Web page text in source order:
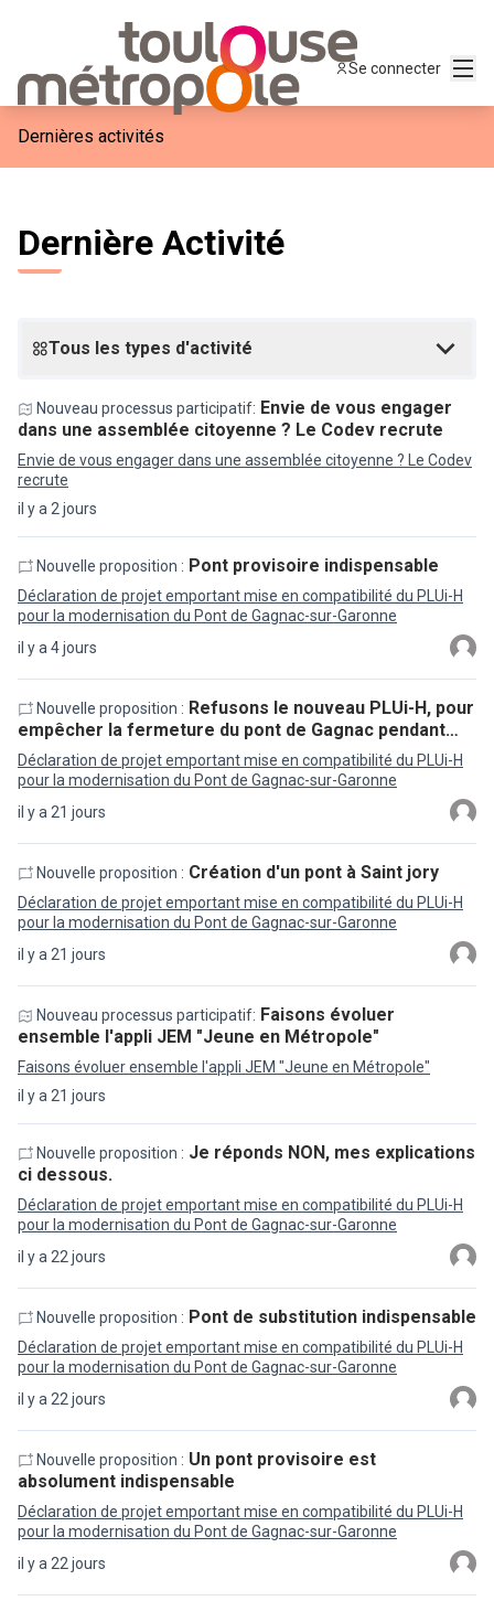
Se connecter
Dernières activités
Dernière Activité
Tous les types d'activité
il y a 2 jours
Nouveau processus participatif: Envie de vous engager
dans une assemblée citoyenne ? Le Codev recrute
Envie de vous engager dans une assemblée citoyenne ? Le Codev
recrute
il y a 4 jours
Nouvelle proposition : Pont provisoire indispensable
Déclaration de projet emportant mise en compatibilité du PLUi-H
pour la modernisation du Pont de Gagnac-sur-Garonne
il y a 21 jours
Nouvelle proposition : Refusons le nouveau PLUi-H, pour
empêcher la fermeture du pont de Gagnac pendant…
Déclaration de projet emportant mise en compatibilité du PLUi-H
pour la modernisation du Pont de Gagnac-sur-Garonne
il y a 21 jours
Nouvelle proposition : Création d'un pont à Saint jory
Déclaration de projet emportant mise en compatibilité du PLUi-H
pour la modernisation du Pont de Gagnac-sur-Garonne
il y a 21 jours
Nouveau processus participatif: Faisons évoluer
ensemble l'appli JEM "Jeune en Métropole"
Faisons évoluer ensemble l'appli JEM "Jeune en Métropole"
il y a 22 jours
Nouvelle proposition : Je réponds NON, mes explications
ci dessous.
Déclaration de projet emportant mise en compatibilité du PLUi-H
pour la modernisation du Pont de Gagnac-sur-Garonne
il y a 22 jours
Nouvelle proposition : Pont de substitution indispensable
Déclaration de projet emportant mise en compatibilité du PLUi-H
pour la modernisation du Pont de Gagnac-sur-Garonne
il y a 22 jours
Nouvelle proposition : Un pont provisoire est
absolument indispensable
Déclaration de projet emportant mise en compatibilité du PLUi-H
pour la modernisation du Pont de Gagnac-sur-Garonne